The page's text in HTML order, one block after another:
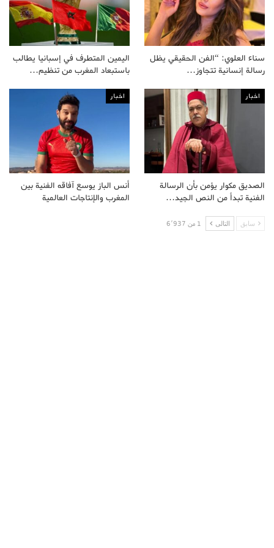
سناء العلوي: “الفن الحقيقي يظل
رسالة إنسانية تتجاوز…
اليمين المتطرف في إسبانيا يطالب
باستبعاد المغرب من تنظيم…
اخبار
الصديق مكوار يؤمن بأن الرسالة
الفنية تبدأ من النص الجيد…
اخبار
أنس الباز يوسع آفاقه الفنية بين
المغرب والإنتاجات العالمية
سابق التالى 1 من 6٬937